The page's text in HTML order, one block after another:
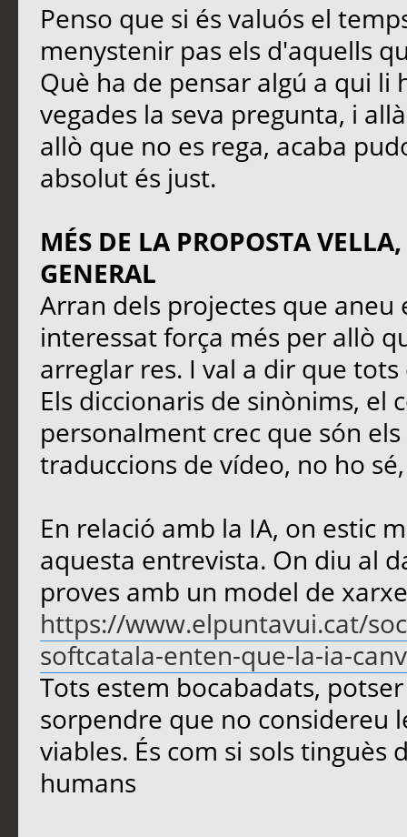
Penso que si és valuós el
menystenir pas els d'aquells
Què ha de pensar algú a qui li
vegades la seva pregunta, i
allò que no es rega, acaba
absolut és just.
MÉS DE LA PROPOSTA
GENERAL
Arran dels projectes que
interessat força més per allò
arreglar res. I val a dir que
Els diccionaris de sinònims,
personalment crec que són
traduccions de vídeo, no ho
En relació amb la IA, on estic
aquesta entrevista. On diu al
proves amb un model de
https://www.elpuntavui.cat/
softcatala-enten-que-la-ia-
Tots estem bocabadats,
sorpendre que no considereu
viables. És com si sols tinguès
humans